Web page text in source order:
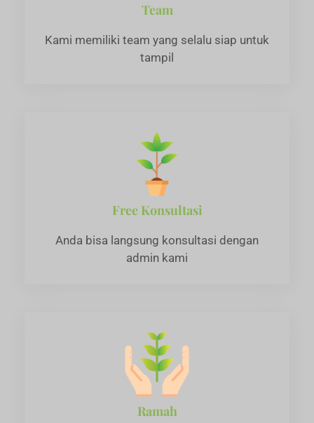
Team
Kami memiliki team yang selalu siap untuk
tampil
Free Konsultasi
Anda bisa langsung konsultasi dengan
admin kami
Ramah